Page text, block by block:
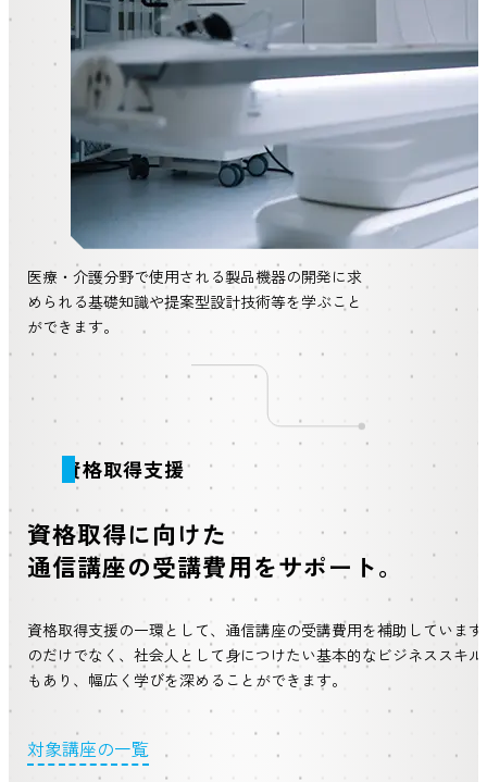
医療・介護分野で使用される製品機器の開発に求
められる基礎知識や提案型設計技術等を学ぶこと
ができます。
資格取得支援
資格取得に向けた
通信講座の受講費用をサポート。
資格取得支援の一環として、通信講座の受講費用を補助していま
のだけでなく、社会人として身につけたい基本的なビジネススキ
もあり、幅広く学びを深めることができます。
対象講座の一覧